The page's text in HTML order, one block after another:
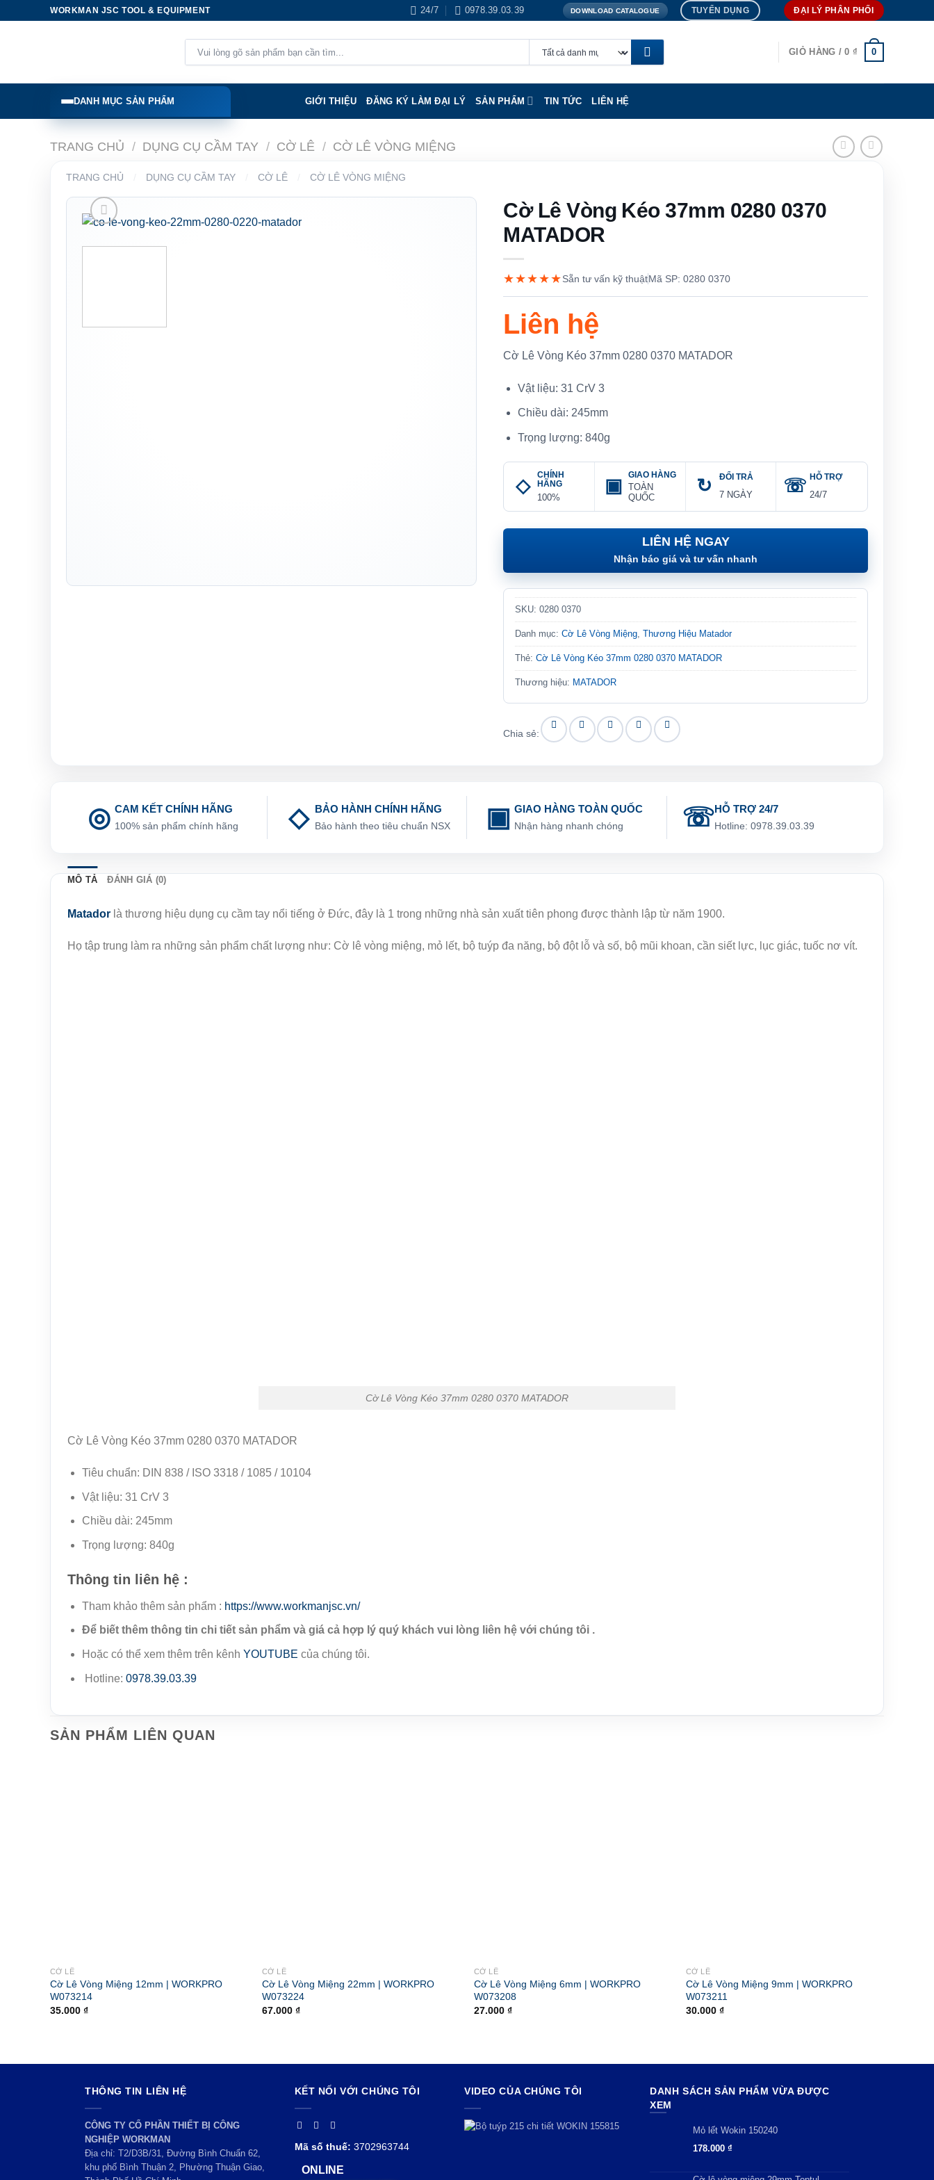
WORKMAN JSC TOOL & EQUIPMENT 24/7 0978.39.03.39 DOWNLOAD CATALOGUE TUYỂN DỤNG ĐẠI LÝ PHÂN PHỐI
kiếm:
GIỎ HÀNG /0 ₫ 0
DANH MỤC SẢN PHẨM GIỚI THIỆU ĐĂNG KÝ LÀM ĐẠI LÝ SẢN PHẨM TIN TỨC LIÊN HỆ
TRANG CHỦ / DỤNG CỤ CẦM TAY / CỜ LÊ / CỜ LÊ VÒNG MIỆNG
TRANG CHỦ DỤNG CỤ CẦM TAY CỜ LÊ CỜ LÊ VÒNG MIỆNG
Cờ Lê Vòng Kéo 37mm 0280 0370
MATADOR
★★★★★Sẵn tư vấn kỹ thuậtMã SP: 0280 0370
Liên hệ
Cờ Lê Vòng Kéo 37mm 0280 0370 MATADOR
Vật liệu: 31 CrV 3
Chiều dài: 245mm
Trọng lượng: 840g
CHÍNH
HÃNG
100%
GIAO HÀNG
TOÀN
QUỐC
ĐỔI TRẢ
7 NGÀY
HỖ TRỢ
24/7
LIÊN HỆ NGAY
Nhận báo giá và tư vấn nhanh
SKU:0280 0370
Danh mục:Cờ Lê Vòng Miệng ,Thương Hiệu Matador
Thẻ:Cờ Lê Vòng Kéo 37mm 0280 0370 MATADOR
Thương hiệu: MATADOR
Chia sẻ:
CAM KẾT CHÍNH HÃNG
100% sản phẩm chính hãng
BẢO HÀNH CHÍNH HÃNG
Bảo hành theo tiêu chuẩn NSX
GIAO HÀNG TOÀN QUỐC
Nhận hàng nhanh chóng
HỖ TRỢ 24/7
Hotline: 0978.39.03.39
MÔ TẢ ĐÁNH GIÁ (0)
Matador là thương hiệu dụng cụ cầm tay nổi tiếng ở Đức, đây là 1 trong những nhà sản xuất tiên phong được thành lập từ năm 1900.
Họ tập trung làm ra những sản phẩm chất lượng như: Cờ lê vòng miệng, mỏ lết, bộ tuýp đa năng, bộ đột lỗ và số, bộ mũi khoan, cần siết lực, lục giác, tuốc nơ vít.
Cờ Lê Vòng Kéo 37mm 0280 0370 MATADOR
Cờ Lê Vòng Kéo 37mm 0280 0370 MATADOR
Tiêu chuẩn: DIN 838 / ISO 3318 / 1085 / 10104
Vật liệu: 31 CrV 3
Chiều dài: 245mm
Trọng lượng: 840g
Thông tin liên hệ :
Tham khảo thêm sản phẩm : https://www.workmanjsc.vn/
Để biết thêm thông tin chi tiết sản phẩm và giá cả hợp lý quý khách vui lòng liên hệ với chúng tôi .
Hoặc có thể xem thêm trên kênh YOUTUBE của chúng tôi.
Hotline: 0978.39.03.39
SẢN PHẨM LIÊN QUAN
CỜ LÊ
Cờ Lê Vòng Miệng 12mm | WORKPRO
W073214
35.000 ₫
CỜ LÊ
Cờ Lê Vòng Miệng 22mm | WORKPRO
W073224
67.000 ₫
CỜ LÊ
Cờ Lê Vòng Miệng 6mm | WORKPRO
W073208
27.000 ₫
CỜ LÊ
Cờ Lê Vòng Miệng 9mm | WORKPRO
W073211
30.000 ₫
THÔNG TIN LIÊN HỆ
CÔNG TY CỔ PHẦN THIẾT BỊ CÔNG
NGHIỆP WORKMAN
Địa chỉ: T2/D3B/31, Đường Bình Chuẩn 62,
khu phố Bình Thuận 2, Phường Thuận Giao,
KẾT NỐI VỚI CHÚNG TÔI
Mã số thuế: 3702963744
ONLINE
VIDEO CỦA CHÚNG TÔI
DANH SÁCH SẢN PHẨM VỪA ĐƯỢC
XEM
Mỏ lết Wokin 150240
178.000₫